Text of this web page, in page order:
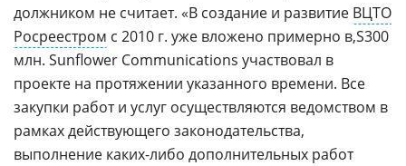
должником не считает. «В создание и развитие ВЦТО
Росреестром с 2010 г. уже вложено примерно
300
млн. Sunflower Communications участвовал в
проекте на протяжении указанного времени. Все
закупки работ и услуг осуществляются ведомством в
рамках действующего законодательства,
выполнение каких-либо дополнительных работ